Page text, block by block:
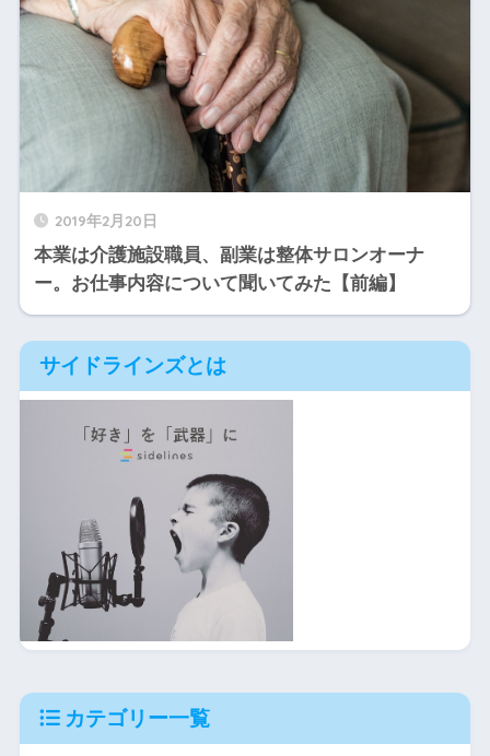
2019年2月20日
本業は介護施設職員、副業は整体サロンオーナ
ー。お仕事内容について聞いてみた【前編】
サイドラインズとは
カテゴリー一覧